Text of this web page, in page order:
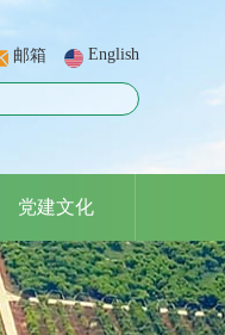
English
邮箱
党建文化